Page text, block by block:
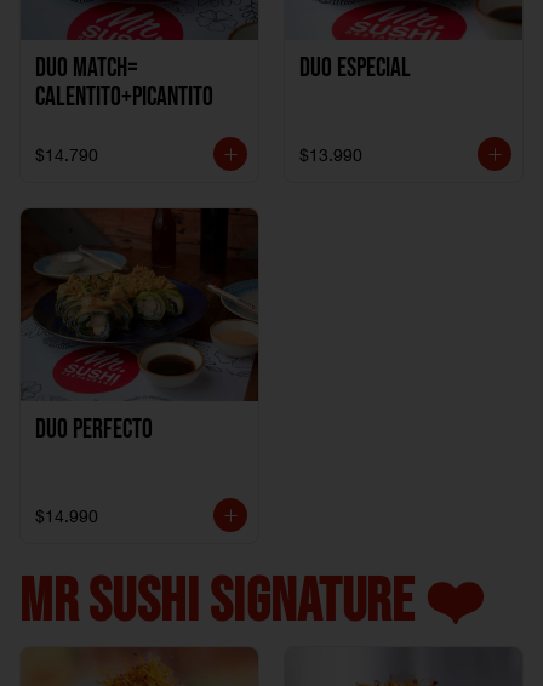
DUO MATCH=
CALENTITO+PICANTITO
$14.790
Duo especial
$13.990
Duo perfecto
$14.990
MR SUSHI SIGNATURE ❤️